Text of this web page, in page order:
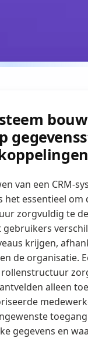
van een CRM-
het essentieel om
zorgvuldig te
krijgen,
de organisatie.
alleen
gegevens en